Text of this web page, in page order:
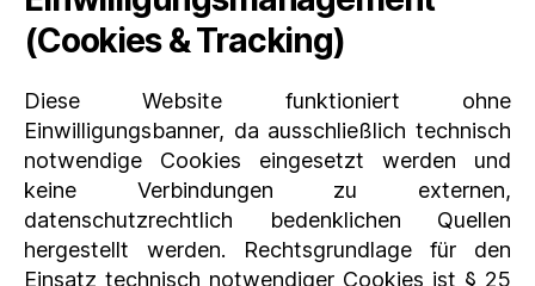
(Cookies & Tracking)
Diese Website funktioniert ohne
Einwilligungsbanner, da ausschließlich technisch
notwendige Cookies eingesetzt werden und
keine Verbindungen zu externen,
datenschutzrechtlich bedenklichen Quellen
hergestellt werden. Rechtsgrundlage für den
Einsatz technisch notwendiger Cookies ist § 25